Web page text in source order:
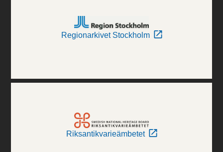
Regionarkivet Stockholm
Riksantikvarieämbetet